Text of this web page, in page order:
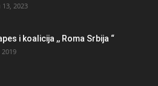
2023
i koalicija ,, Roma Srbija “